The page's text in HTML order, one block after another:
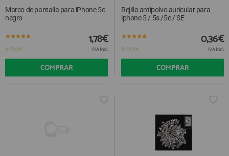
Marco de pantalla para iPhone 5c
negro
En STOCK
1,78€
IVA Incl.
COMPRAR
Rejilla antipolvo auricular para
iphone 5 / 5s /5c / SE
En STOCK
0,36€
IVA Incl.
COMPRAR